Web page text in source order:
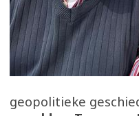
geopolitieke